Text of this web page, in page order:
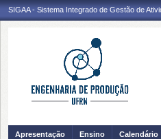
SIGAA - Sistema Integrado de Gestão de
Apresentação Ensino Calendário